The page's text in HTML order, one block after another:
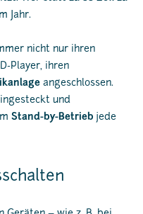
Jahr.
nicht nur ihren
Player, ihren
angeschlossen.
und
Stand-by-Betrieb jede